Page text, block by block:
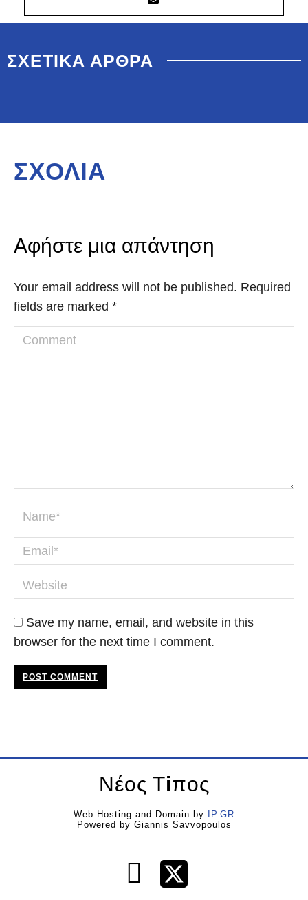
ΣΧΕΤΙΚΑ ΑΡΘΡΑ
ΣΧΟΛΙΑ
Αφήστε μια απάντηση
Your email address will not be published. Required
fields are marked *
Comment
Name *
Email *
Website
Save my name, email, and website in this
browser for the next time I comment.
POST COMMENT
Νέος Τiπος
Web Hosting and Domain by
IP.GR
Powered by Giannis Savvopoulos